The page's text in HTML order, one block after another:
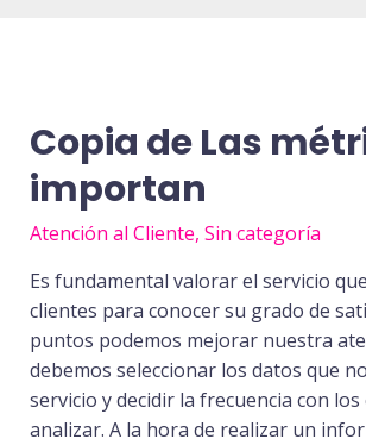
Copia de Las
importan
Atención al Cliente, Sin categoría
Es fundamental valorar el servicio
clientes para conocer su grado de
puntos podemos mejorar nuestra
debemos seleccionar los datos que
servicio y decidir la frecuencia con
analizar. A la hora de realizar un